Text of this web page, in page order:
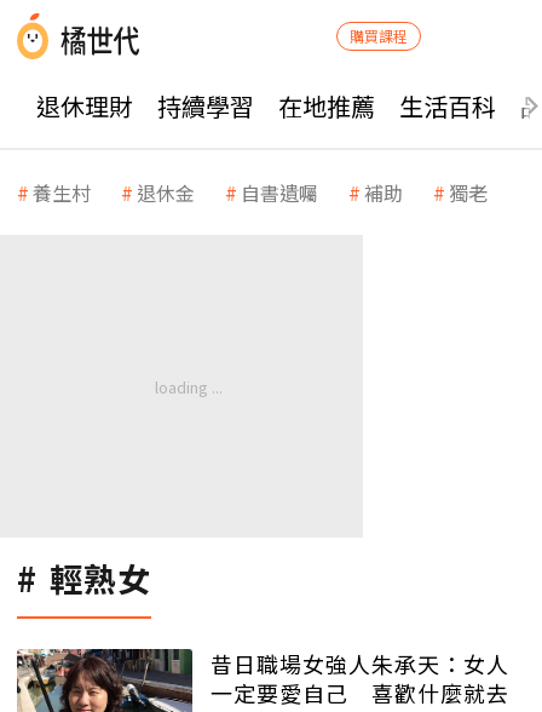
購買課程
退休理財 持續學習 在地推薦 生活百科
養生村 退休金 自書遺囑 補助 獨老
輕熟女
昔日職場女強人朱承天：女人
一定要愛自己 喜歡什麼就去